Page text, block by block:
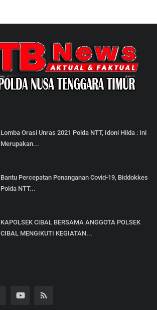
Lomba Orasi Unras 2021 Polda NTT, Idoni Hilda : Ini
Merupakan...
Bantu Percepatan Penanganan Covid-19, Biddokkes
Polda NTT...
KAPOLSEK CIBAL BERSAMA ANGGOTA POLSEK
CIBAL MENGIKUTI KEGIATAN...